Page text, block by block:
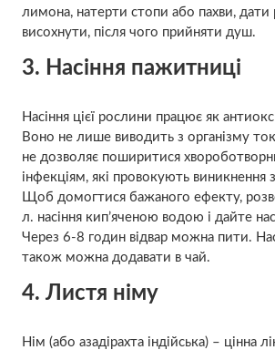
лимона, натерти стопи або пахви, дати
висохнути, після чого прийняти душ.
3. Насіння пажитниці
Насіння цієї рослини працює як
Воно не лише виводить з організму
не дозволяє поширитися
інфекціям, які провокують виникнення
Щоб домогтися бажаного ефекту,
л. насіння кип’яченою водою і дайте
Через 6-8 годин відвар можна пити.
також можна додавати в чай.
4. Листя німу
Нім (або азадірахта індійська) – цінна